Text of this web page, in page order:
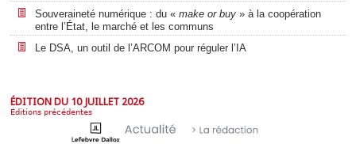
Souveraineté numérique : du « make or buy » à la coopération
entre l’État, le marché et les communs
Le DSA, un outil de l’ARCOM pour réguler l’IA
ÉDITION DU 10 JUILLET 2026
Éditions précédentes